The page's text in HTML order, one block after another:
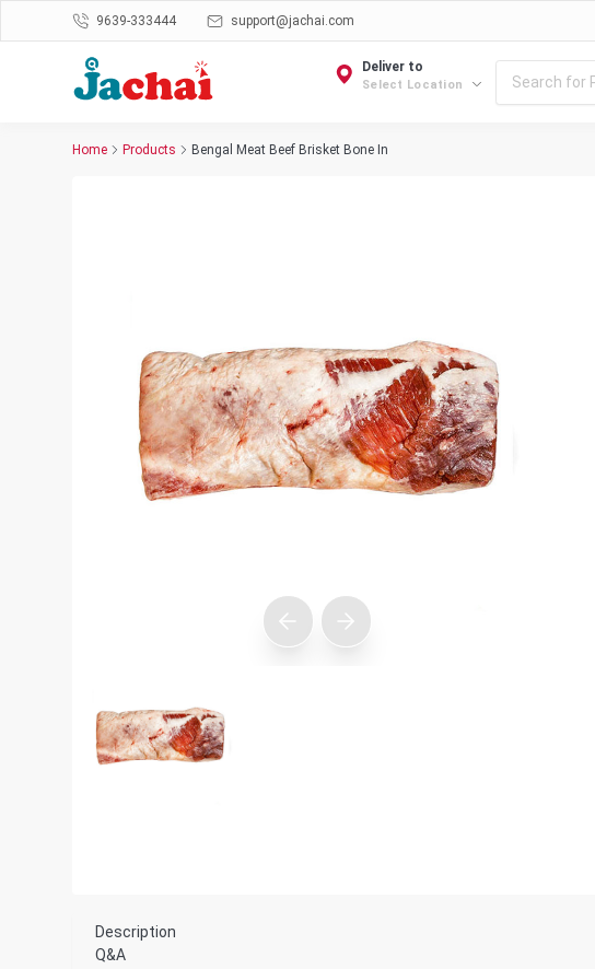
9639-333444 support@jachai.com
Deliver to
Select Location
Home Products Bengal Meat Beef Brisket Bone In
Description
Q&A